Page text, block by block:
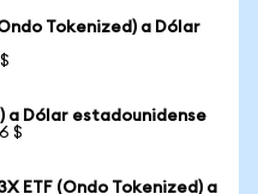
Tokenized) a Dólar
a Dólar estadounidense
$
ETF (Ondo Tokenized) a